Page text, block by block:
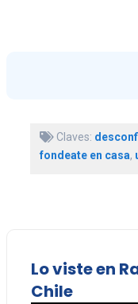
Claves:
fondeate en casa,
Lo viste en
Chile